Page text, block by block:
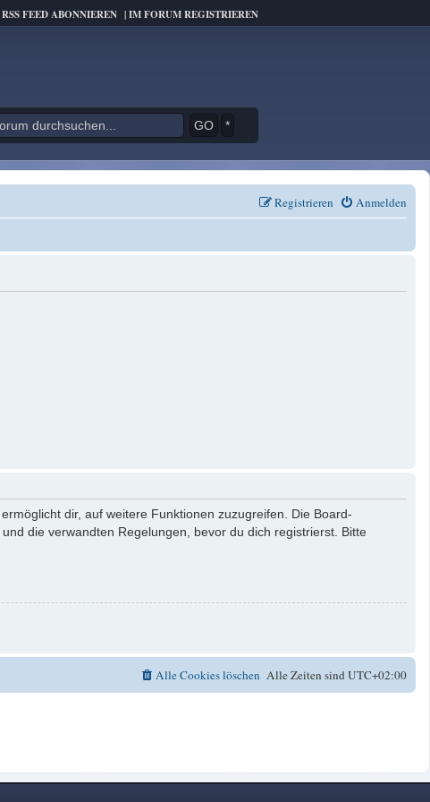
RSS FEED ABONNIEREN |IM FORUM REGISTRIEREN
*
Anmelden
Registrieren
dir, auf weitere Funktionen zuzugreifen. Die Board-
die verwandten Regelungen, bevor du dich registrierst. Bitte
Alle Zeiten sindUTC+02:00
Alle Cookies löschen